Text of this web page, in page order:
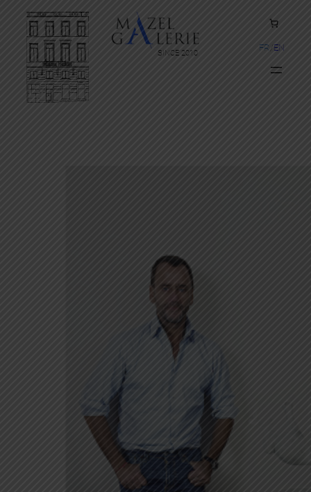
SINCE 2010
FR EN